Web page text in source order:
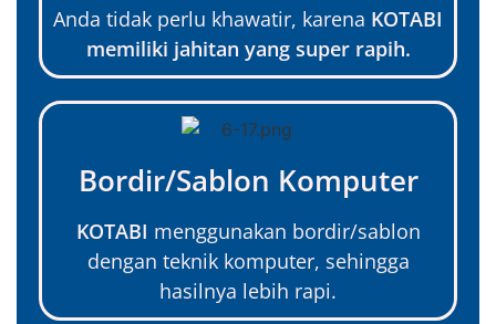
Anda tidak perlu khawatir, karena KOTABI
memiliki jahitan yang super rapih.
Bordir/Sablon Komputer
KOTABI menggunakan bordir/sablon
dengan teknik komputer, sehingga
hasilnya lebih rapi.